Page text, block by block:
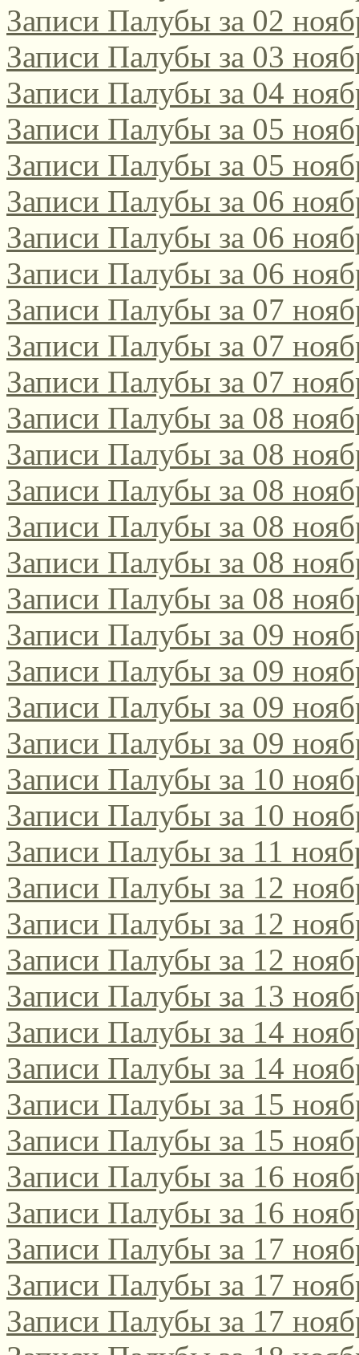
Да, этот конкурс,
русскоязычных поэтов
поэтов-россиян,
Соответствующее
[url=http://
Записи Палубы за 02
Записи Палубы за 03
Записи Палубы за 04
Записи Палубы за 05
Записи Палубы за 05
Записи Палубы за 06
Записи Палубы за 06
Записи Палубы за 06
Записи Палубы за 07
Записи Палубы за 07
Записи Палубы за 07
Записи Палубы за 08
Записи Палубы за 08
Записи Палубы за 08
Записи Палубы за 08
Записи Палубы за 08
Записи Палубы за 08
Записи Палубы за 09
Записи Палубы за 09
Записи Палубы за 09
Записи Палубы за 09
Записи Палубы за 10
Записи Палубы за 10
Записи Палубы за 11
Записи Палубы за 12
Записи Палубы за 12
Записи Палубы за 12
Записи Палубы за 13
Записи Палубы за 14
Записи Палубы за 14
Записи Палубы за 15
Записи Палубы за 15
Записи Палубы за 16
Записи Палубы за 16
Записи Палубы за 17
Записи Палубы за 17
Записи Палубы за 17